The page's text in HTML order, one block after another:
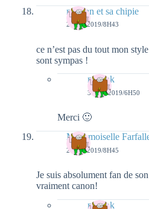
maman et sa chipie
2 MAI 2019/8H43
ce n’est pas du tout mon
sont sympas !
natieak
3 MAI 2019/6H50
Merci 🙂
Mademoiselle
2 MAI 2019/8H45
Je suis absolument fan de
vraiment canon!
natieak